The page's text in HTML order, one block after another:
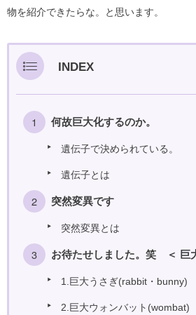
物を紹介できたらな。と思います。
INDEX
何故巨大化するのか。
遺伝子で決められている。
遺伝子とは
突然変異です
突然変異とは
お待たせしました。笑 ＜ 巨
1.巨大うさぎ(rabbit・bunny)
2.巨大ウォンバット(wombat)